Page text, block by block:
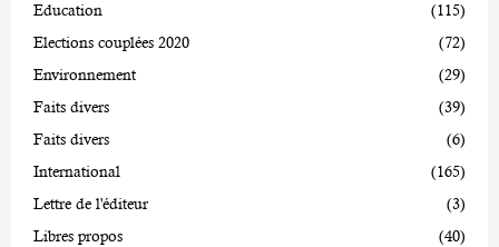
Education
(115)
Elections couplées 2020
(72)
Environnement
(29)
Faits divers
(39)
Faits divers
(6)
International
(165)
Lettre de l'éditeur
(3)
Libres propos
(40)